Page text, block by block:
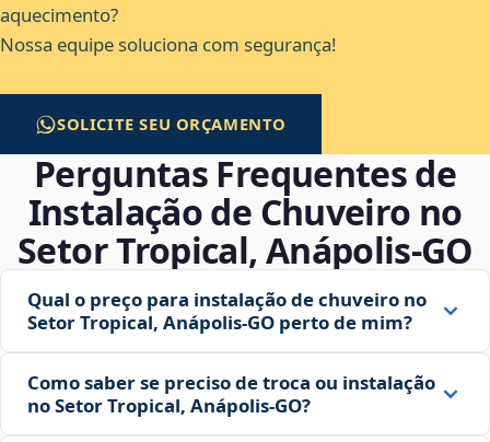
aquecimento?
Nossa equipe soluciona com segurança!
SOLICITE SEU ORÇAMENTO
Perguntas Frequentes de
Instalação de Chuveiro no
Setor Tropical, Anápolis‑GO
Qual o preço para instalação de chuveiro no
Setor Tropical, Anápolis‑GO perto de mim?
Como saber se preciso de troca ou instalação
no Setor Tropical, Anápolis‑GO?